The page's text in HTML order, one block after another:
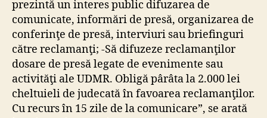
prezintă un interes public difuzarea de
comunicate, informări de presă, organizarea de
conferinţe de presă, interviuri sau briefinguri
către reclamanţi; -Să difuzeze reclamanţilor
dosare de presă legate de evenimente sau
activităţi ale UDMR. Obligă pârâta la 2.000 lei
cheltuieli de judecată în favoarea reclamanţilor.
Cu recurs în 15 zile de la comunicare”, se arată